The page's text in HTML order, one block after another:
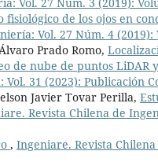
fisiológico de los ojos en
Vol. 27 Núm. 4
Prado Romo,
de nube de puntos LiDAR
31 (2023): Publicación
Javier Tovar Perilla,
Revista Chilena de
, Ingeniare. Revista